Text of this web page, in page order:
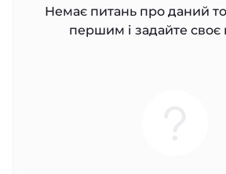
Немає питань про даний
першим і задайте своє